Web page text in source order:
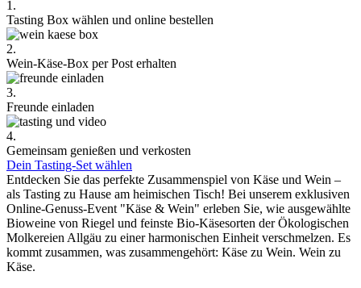
1.
Tasting Box wählen und online bestellen
2.
Wein-Käse-Box per Post erhalten
3.
Freunde einladen
4.
Gemeinsam genießen und verkosten
Dein Tasting-Set wählen
Entdecken Sie das perfekte Zusammenspiel von Käse und Wein –
als Tasting zu Hause am heimischen Tisch! Bei unserem exklusiven
Online-Genuss-Event "Käse & Wein" erleben Sie, wie ausgewählte
Bioweine von Riegel und feinste Bio-Käsesorten der Ökologischen
Molkereien Allgäu zu einer harmonischen Einheit verschmelzen. Es
kommt zusammen, was zusammengehört: Käse zu Wein. Wein zu
Käse.